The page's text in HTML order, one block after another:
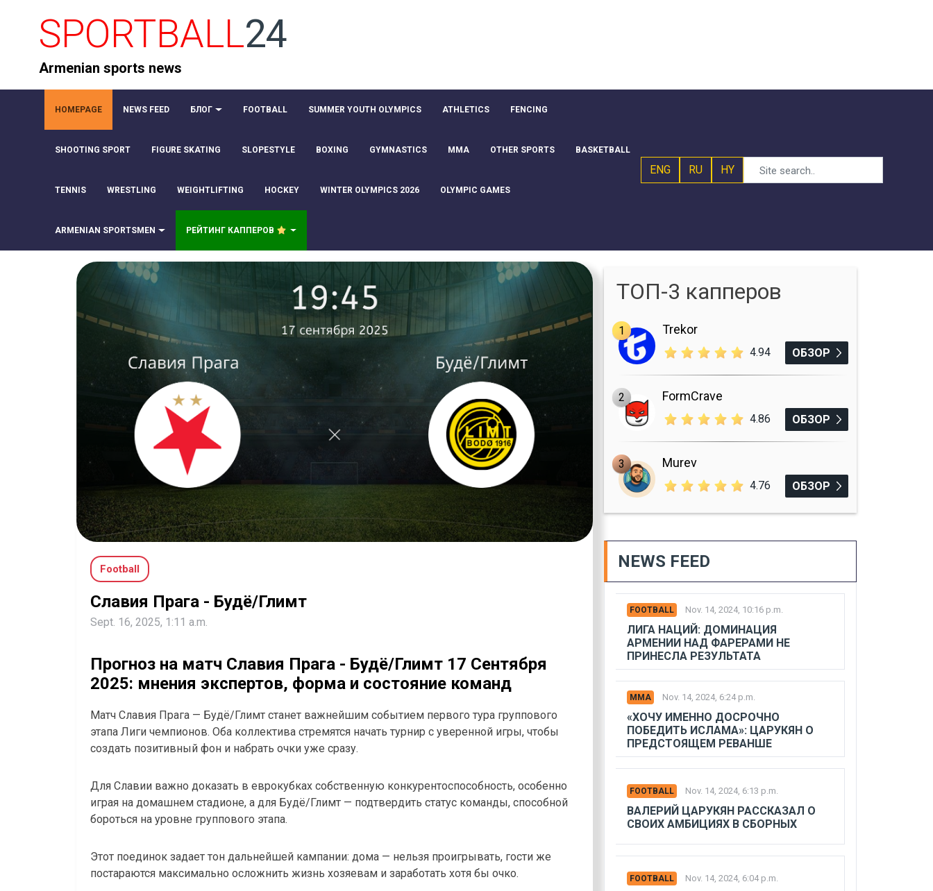
SPORTBALL24
Armenian sports news
HOMEPAGE NEWS FEED БЛОГ FOOTBALL SUMMER YOUTH OLYMPICS ATHLETICS FENCING
SHOOTING SPORT FIGURE SKATING SLOPESTYLE BOXING GYMNASTICS MMA OTHER SPORTS BASKETBALL
TENNIS WRESTLING WEIGHTLIFTING HOCKEY WINTER OLYMPICS 2026 OLYMPIC GAMES
ARMENIAN SPORTSMEN РЕЙТИНГ КАППЕРОВ
ENG RU HY
Football
Славия Прага - Будё/Глимт
Sept. 16, 2025, 1:11 a.m.
Прогноз на матч Славия Прага - Будё/Глимт 17 Сентября
2025: мнения экспертов, форма и состояние команд
Матч Славия Прага — Будё/Глимт станет важнейшим событием первого тура группового
этапа Лиги чемпионов. Оба коллектива стремятся начать турнир с уверенной игры, чтобы
создать позитивный фон и набрать очки уже сразу.
Для Славии важно доказать в еврокубках собственную конкурентоспособность, особенно
играя на домашнем стадионе, а для Будё/Глимт — подтвердить статус команды, способной
бороться на уровне группового этапа.
Этот поединок задает тон дальнейшей кампании: дома — нельзя проигрывать, гости же
постараются максимально осложнить жизнь хозяевам и заработать хотя бы очко.
ТОП-3 капперов
1 Trekor
4.94 ОБЗОР
2 FormCrave
4.86 ОБЗОР
3 Murev
4.76 ОБЗОР
NEWS FEED
FOOTBALL Nov. 14, 2024, 10:16 p.m.
ЛИГА НАЦИЙ: ДОМИНАЦИЯ
АРМЕНИИ НАД ФАРЕРАМИ НЕ
ПРИНЕСЛА РЕЗУЛЬТАТА
MMA Nov. 14, 2024, 6:24 p.m.
«ХОЧУ ИМЕННО ДОСРОЧНО
ПОБЕДИТЬ ИСЛАМА»: ЦАРУКЯН О
ПРЕДСТОЯЩЕМ РЕВАНШЕ
FOOTBALL Nov. 14, 2024, 6:13 p.m.
ВАЛЕРИЙ ЦАРУКЯН РАССКАЗАЛ О
СВОИХ АМБИЦИЯХ В СБОРНЫХ
FOOTBALL Nov. 14, 2024, 6:04 p.m.